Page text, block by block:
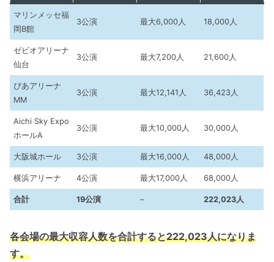
マリンメッセ福
岡B館
3公演 最大6,000人 18,000人
ゼビオアリーナ
仙台
3公演 最大7,200人 21,600人
ぴあアリーナ
MM
3公演 最大12,141人 36,423人
Aichi Sky Expo
ホールA
3公演 最大10,000人 30,000人
大阪城ホール 3公演 最大16,000人 48,000人
横浜アリーナ 4公演 最大17,000人 68,000人
合計 19公演 – 222,023人
各会場の最大収容人数を合計すると222,023人になりま
す。